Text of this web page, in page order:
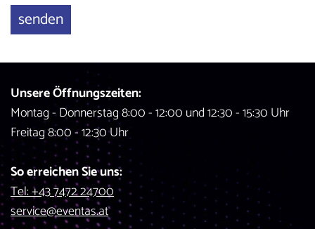
Bitte
dieses
ausfüllen.
Bitte
dieses
ausfüllen.
Unsere Öffnungszeiten:
Montag - Donnerstag 8:00 - 12:00 und 12:30 - 15:30 Uhr
Freitag 8:00 - 12:30 Uhr
So erreichen Sie uns:
Tel: +43 7472 24700
service@eventas.at